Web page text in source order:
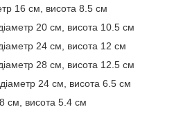
16 см, висота 8.5 см
20 см, висота 10.5 см
24 см, висота 12 см
28 см, висота 12.5 см
24 см, висота 6.5 см
см, висота 5.4 см